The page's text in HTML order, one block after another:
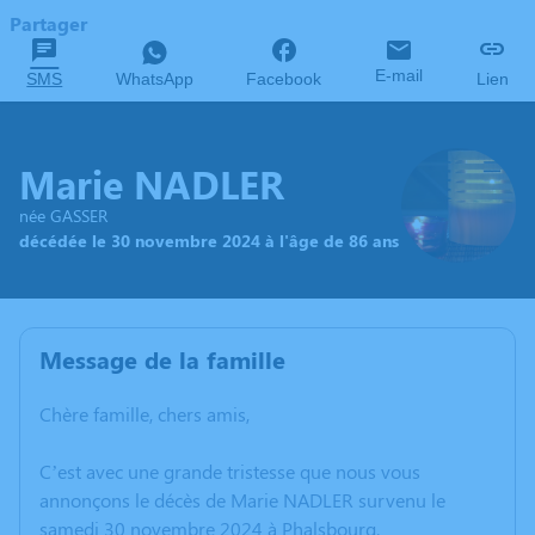
Partager
SMS WhatsApp Facebook E-mail Lien
Marie NADLER
née GASSER
décédée le 30 novembre 2024 à l'âge de 86 ans
Message de la famille
Chère famille, chers amis,
C’est avec une grande tristesse que nous vous
annonçons le décès de Marie NADLER survenu le
samedi 30 novembre 2024 à Phalsbourg.